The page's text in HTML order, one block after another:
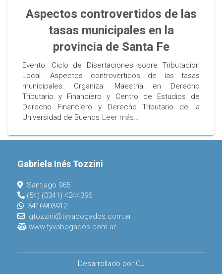
Aspectos controvertidos de las
tasas municipales en la
provincia de Santa Fe
Evento: Ciclo de Disertaciones sobre Tributación
Local. Aspectos controvertidos de las tasas
municipales. Organiza: Maestría en Derecho
Tributario y Financiero y Centro de Estudios de
Derecho Financiero y Derecho Tributario de la
Universidad de Buenos Leer más…
Gabriela Inés Tozzini
Santiago 965
(54) (0341) 4244396
3416903912
gtozzini@tyvabogados.com.ar
www.tyvabogados.com.ar
Desarrollado por CJ